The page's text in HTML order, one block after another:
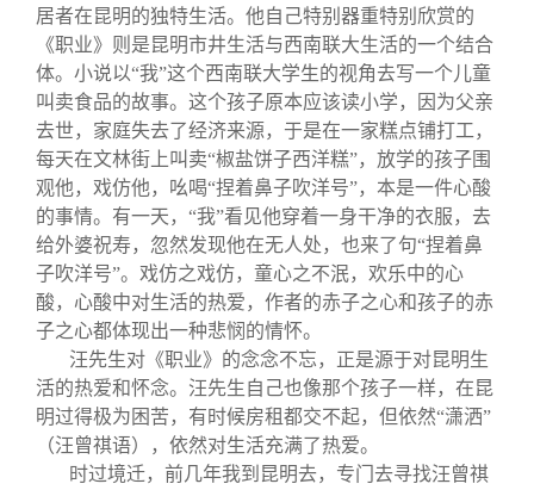
居者在昆明的独特生活。他自己特别器重特别欣赏的
《职业》则是昆明市井生活与西南联大生活的一个结合
体。小说以“我”这个西南联大学生的视角去写一个儿童
叫卖食品的故事。这个孩子原本应该读小学，因为父亲
去世，家庭失去了经济来源，于是在一家糕点铺打工，
每天在文林街上叫卖“椒盐饼子西洋糕”，放学的孩子围
观他，戏仿他，吆喝“捏着鼻子吹洋号”，本是一件心酸
的事情。有一天，“我”看见他穿着一身干净的衣服，去
给外婆祝寿，忽然发现他在无人处，也来了句“捏着鼻
子吹洋号”。戏仿之戏仿，童心之不泯，欢乐中的心
酸，心酸中对生活的热爱，作者的赤子之心和孩子的赤
子之心都体现出一种悲悯的情怀。
汪先生对《职业》的念念不忘，正是源于对昆明生
活的热爱和怀念。汪先生自己也像那个孩子一样，在昆
明过得极为困苦，有时候房租都交不起，但依然“潇洒”
（汪曾祺语），依然对生活充满了热爱。
时过境迁，前几年我到昆明去，专门去寻找汪曾祺